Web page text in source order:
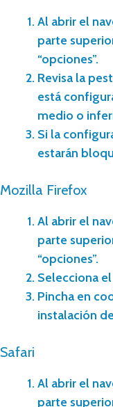
Al abrir el
parte
“opciones”.
Revisa la
está
medio o
Si la
estarán
Mozilla Firefox
Al abrir el
parte
“opciones”.
Selecciona
Pincha en
instalación
Safari
Al abrir el
parte